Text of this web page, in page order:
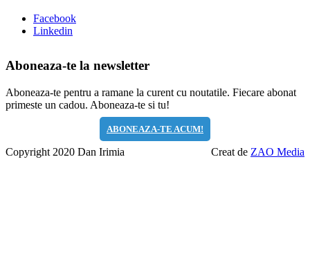
Facebook
Linkedin
Aboneaza-te la newsletter
Aboneaza-te pentru a ramane la curent cu noutatile. Fiecare abonat
primeste un cadou. Aboneaza-te si tu!
ABONEAZA-TE ACUM!
Copyright 2020 Dan Irimia Creat de ZAO Media